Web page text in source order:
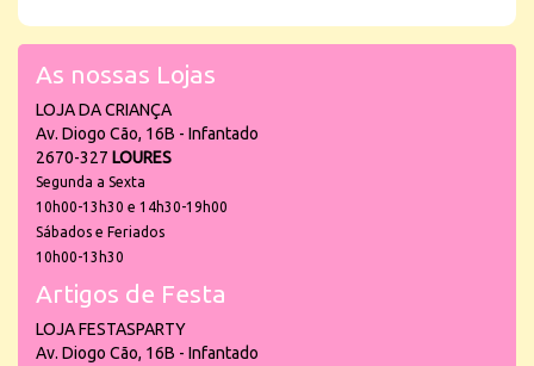
As nossas Lojas
LOJA DA CRIANÇA
Av. Diogo Cão, 16B - Infantado
2670-327 LOURES
Segunda a Sexta
10h00-13h30 e 14h30-19h00
Sábados e Feriados
10h00-13h30
Artigos de Festa
LOJA FESTASPARTY
Av. Diogo Cão, 16B - Infantado